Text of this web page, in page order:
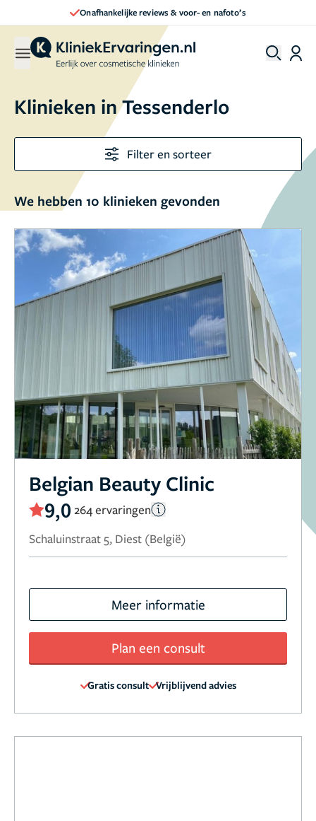
Direct een afspraak maken
Klinieken inTessenderlo
Filter en sorteer
We hebben 10 klinieken gevonden
Belgian Beauty Clinic
9,0 264 ervaringen
Schaluinstraat 5, Diest (België)
Meer informatie
Plan een consult
Gratis consult Vrijblijvend advies